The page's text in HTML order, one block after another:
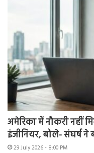
अमेरिका में नौकरी नहीं
इंजीनियर, बोले- संघर्ष
29 July 2026 - 8:00 PM